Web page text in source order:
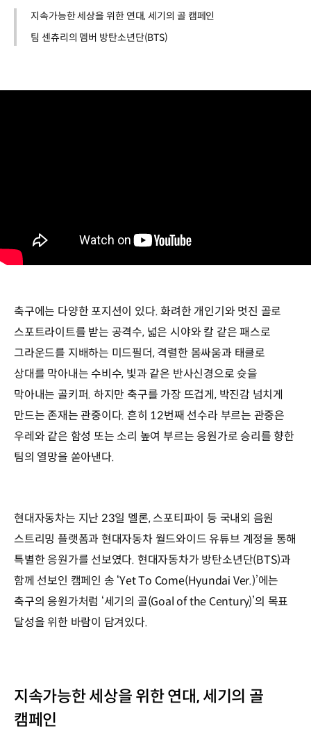
지속가능한 세상을 위한 연대, 세기의 골 캠페인
팀 센츄리의 멤버 방탄소년단(BTS)
축구에는 다양한 포지션이 있다. 화려한 개인기와 멋진 골로
스포트라이트를 받는 공격수, 넓은 시야와 칼 같은 패스로
그라운드를 지배하는 미드필더, 격렬한 몸싸움과 태클로
상대를 막아내는 수비수, 빛과 같은 반사신경으로 슛을
막아내는 골키퍼. 하지만 축구를 가장 뜨겁게, 박진감 넘치게
만드는 존재는 관중이다. 흔히 12번째 선수라 부르는 관중은
우레와 같은 함성 또는 소리 높여 부르는 응원가로 승리를 향한
팀의 열망을 쏟아낸다.
현대자동차는 지난 23일 멜론, 스포티파이 등 국내외 음원
스트리밍 플랫폼과 현대자동차 월드와이드 유튜브 계정을 통해
특별한 응원가를 선보였다. 현대자동차가 방탄소년단(BTS)과
함께 선보인 캠페인 송 ‘Yet To Come(Hyundai Ver.)’에는
축구의 응원가처럼 ‘세기의 골(Goal of the Century)’의 목표
달성을 위한 바람이 담겨있다.
지속가능한 세상을 위한 연대, 세기의 골
캠페인